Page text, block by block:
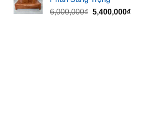
8,500,000₫.
6,000,000₫ Giá
5,400,000₫Giá